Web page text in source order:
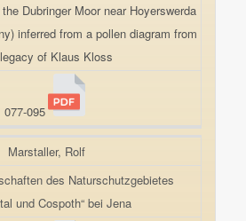
Dubringer Moor near Hoyerswerda
inferred from a pollen diagram from
of Klaus Kloss
077-095
Marstaller, Rolf
des Naturschutzgebietes
und Cospoth“ bei Jena